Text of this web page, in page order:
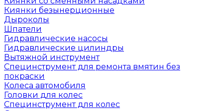
Киянки безынерционные
Дыроколы
Шпатели
Гидравлические насосы
Гидравлические цилиндры
Вытяжной инструмент
Специнструмент для ремонта вмятин без
покраски
Колеса автомобиля
Головки для колес
Специнструмент для колес